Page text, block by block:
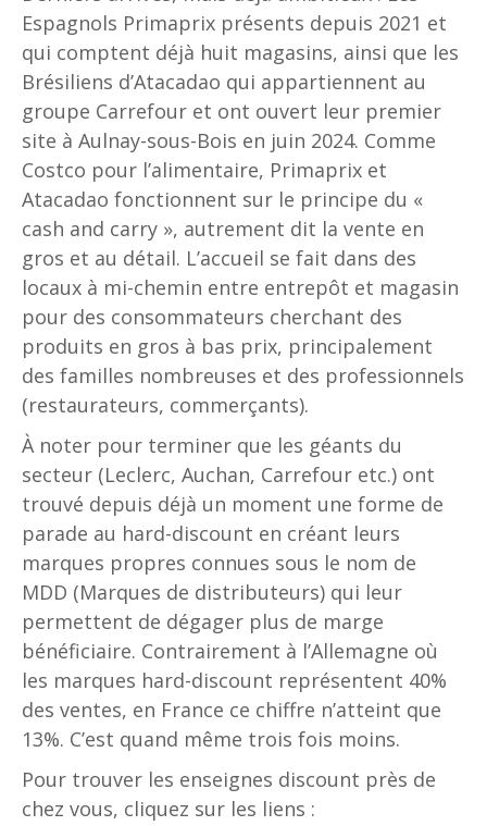
Espagnols Primaprix présents depuis 2021 et
qui comptent déjà huit magasins, ainsi que les
Brésiliens d’Atacadao qui appartiennent au
groupe Carrefour et ont ouvert leur premier
site à Aulnay-sous-Bois en juin 2024. Comme
Costco pour l’alimentaire, Primaprix et
Atacadao fonctionnent sur le principe du «
cash and carry », autrement dit la vente en
gros et au détail. L’accueil se fait dans des
locaux à mi-chemin entre entrepôt et magasin
pour des consommateurs cherchant des
produits en gros à bas prix, principalement
des familles nombreuses et des professionnels
(restaurateurs, commerçants).
À noter pour terminer que les géants du
secteur (Leclerc, Auchan, Carrefour etc.) ont
trouvé depuis déjà un moment une forme de
parade au hard-discount en créant leurs
marques propres connues sous le nom de
MDD (Marques de distributeurs) qui leur
permettent de dégager plus de marge
bénéficiaire. Contrairement à l’Allemagne où
les marques hard-discount représentent 40%
des ventes, en France ce chiffre n’atteint que
13%. C’est quand même trois fois moins.
Pour trouver les enseignes discount près de
chez vous, cliquez sur les liens :